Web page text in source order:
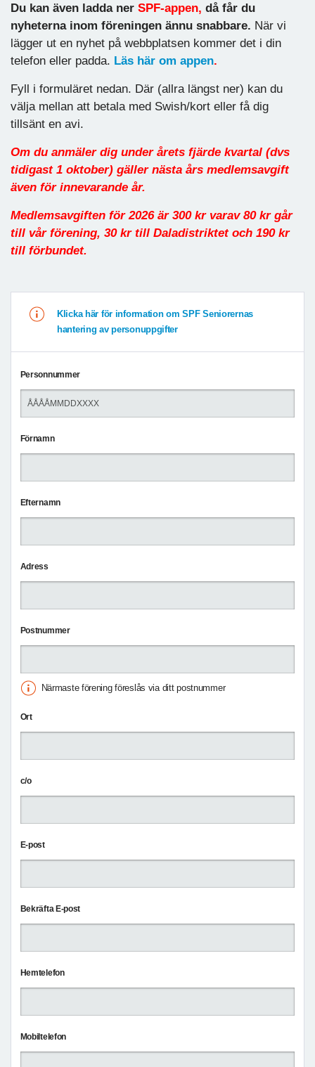
Du kan även ladda ner SPF-appen, då får du
nyheterna inom föreningen ännu snabbare. När vi
lägger ut en nyhet på webbplatsen kommer det i din
telefon eller padda. Läs här om appen.
Fyll i formuläret nedan. Där (allra längst ner) kan du
välja mellan att betala med Swish/kort eller få dig
tillsänt en avi.
Om du anmäler dig under årets fjärde kvartal (dvs
tidigast 1 oktober) gäller nästa års medlemsavgift
även för innevarande år.
Medlemsavgiften för 2026 är 300 kr varav 80 kr går
till vår förening, 30 kr till Daladistriktet och 190 kr
till förbundet.
Klicka här för information om SPF Seniorernas
hantering av personuppgifter
Personnummer
Förnamn
Efternamn
Adress
Postnummer
Närmaste förening föreslås via ditt postnummer
Ort
c/o
E-post
Bekräfta E-post
Hemtelefon
Mobiltelefon